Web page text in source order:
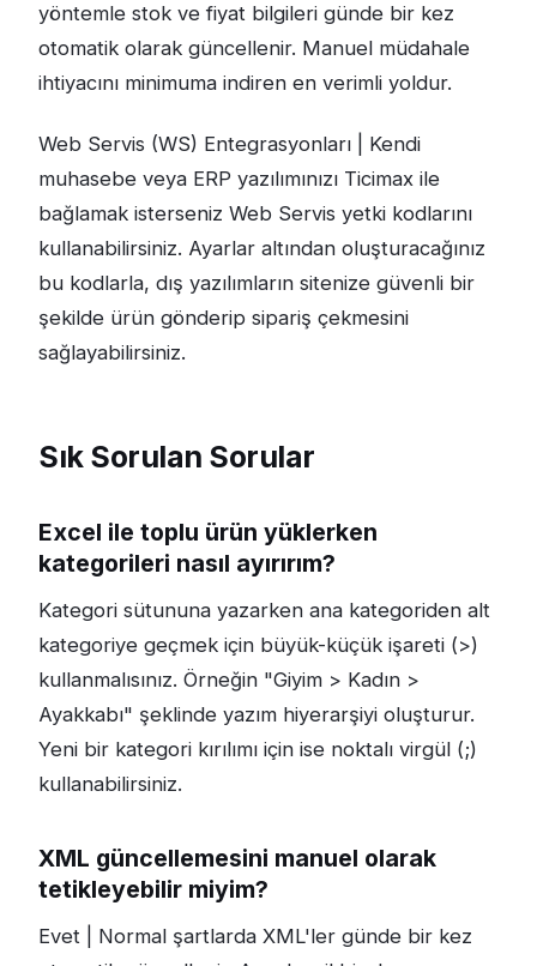
yöntemle stok ve fiyat bilgileri günde bir kez
otomatik olarak güncellenir. Manuel müdahale
ihtiyacını minimuma indiren en verimli yoldur.
Web Servis (WS) Entegrasyonları | Kendi
muhasebe veya ERP yazılımınızı Ticimax ile
bağlamak isterseniz Web Servis yetki kodlarını
kullanabilirsiniz. Ayarlar altından oluşturacağınız
bu kodlarla, dış yazılımların sitenize güvenli bir
şekilde ürün gönderip sipariş çekmesini
sağlayabilirsiniz.
Sık Sorulan Sorular
Excel ile toplu ürün yüklerken
kategorileri nasıl ayırırım?
Kategori sütununa yazarken ana kategoriden alt
kategoriye geçmek için büyük-küçük işareti (>)
kullanmalısınız. Örneğin "Giyim > Kadın >
Ayakkabı" şeklinde yazım hiyerarşiyi oluşturur.
Yeni bir kategori kırılımı için ise noktalı virgül (;)
kullanabilirsiniz.
XML güncellemesini manuel olarak
tetikleyebilir miyim?
Evet | Normal şartlarda XML'ler günde bir kez